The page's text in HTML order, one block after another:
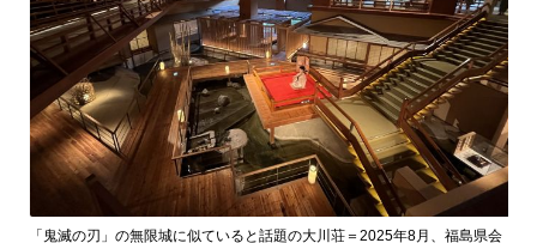
「鬼滅の刃」の無限城に似ていると話題の大川荘＝2025年8月、福島県会